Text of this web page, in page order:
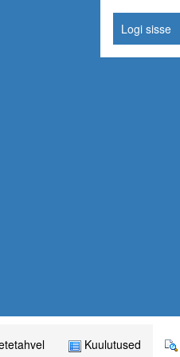
Logi sisse
Kuulutused